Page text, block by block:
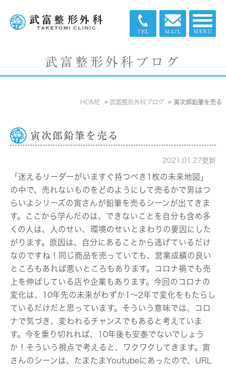
武富整形外科ブログ
HOME 武富整形外科ブログ 寅次郎鉛筆を売る
寅次郎鉛筆を売る
2021.01.27更新
「迷えるリーダーがいますぐ持つべき1枚の未来地図」
の中で、売れないものをどのようにして売るかで男はつ
らいよシリーズの寅さんが鉛筆を売るシーンが出てきま
す。ここから学んだのは、できないことを自分も含め多
くの人は、人のせい、環境のせいとまわりの要因にした
がります。原因は、自分にあることから逃げているだけ
なのですね！同じ商品を売っていても、営業成績の良い
ところもあれば悪いところもあります。コロナ禍でも売
上を伸ばしている店や企業もあります。今回のコロナの
変化は、10年先の未来がわずか1～2年で変化をもたらし
ているだけだと思っています。そういう意味では、コロ
ナで気づき、変われるチャンスでもあると考えていま
す。今を乗り切れれば、10年後も安泰でないでしょう
か！そういう視点で考えると、ワクワクしてきます。寅
さんのシーンは、たまたまYoutubeにあったので、URL